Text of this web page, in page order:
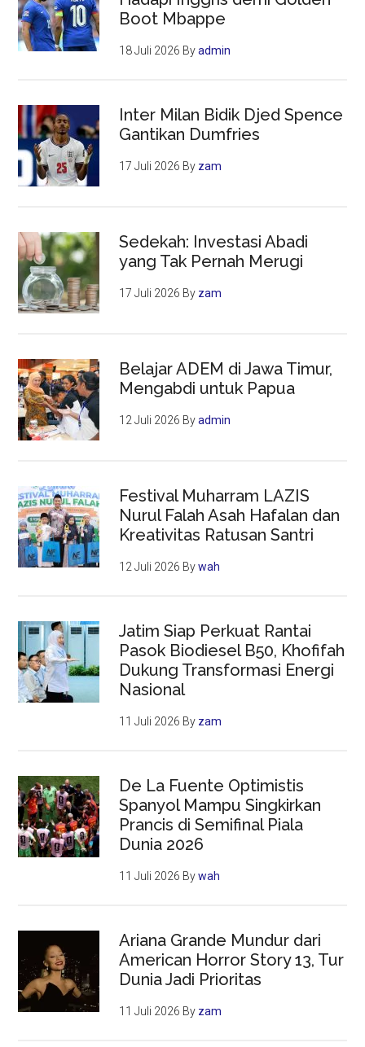
Boot Mbappe
18 Juli 2026 Byadmin
Inter Milan Bidik Djed Spence
Gantikan Dumfries
17 Juli 2026 By zam
Sedekah: Investasi Abadi
yang Tak Pernah Merugi
17 Juli 2026 By zam
Belajar ADEM di Jawa Timur,
Mengabdi untuk Papua
12 Juli 2026 Byadmin
Festival Muharram LAZIS
Nurul Falah Asah Hafalan dan
Kreativitas Ratusan Santri
12 Juli 2026 Bywah
Jatim Siap Perkuat Rantai
Pasok Biodiesel B50, Khofifah
Dukung Transformasi Energi
Nasional
11 Juli 2026 By zam
De La Fuente Optimistis
Spanyol Mampu Singkirkan
Prancis di Semifinal Piala
Dunia 2026
11 Juli 2026 Bywah
Ariana Grande Mundur dari
American Horror Story 13, Tur
Dunia Jadi Prioritas
11 Juli 2026 By zam